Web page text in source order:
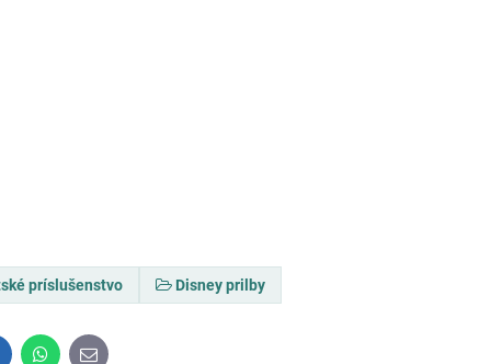
príslušenstvo Disney prilby